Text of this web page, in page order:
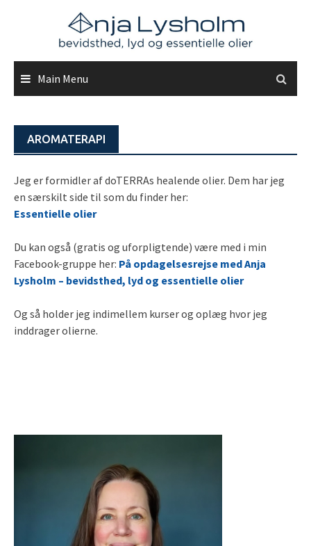
Main Menu
AROMATERAPI
Jeg er formidler af doTERRAs healende olier. Dem har jeg
en særskilt side til som du finder her:
Essentielle olier
Du kan også (gratis og uforpligtende) være med i min
Facebook-gruppe her: På opdagelsesrejse med Anja
Lysholm – bevidsthed, lyd og essentielle olier
Og så holder jeg indimellem kurser og oplæg hvor jeg
inddrager olierne.